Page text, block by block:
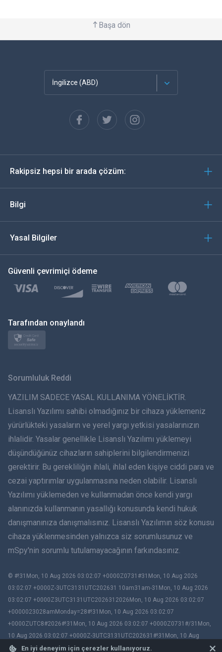
Başa dön
En iyi deneyim için çerezler kullanıyoruz.
İngilizce (ABD)
Español
Almanca
Türkçe
Polski
日本
ภาษาไทย
Dansk
हिंदी
עברית
Română
Việt
BIR ÇIFT
Slovenčina
Rakipsiz hepsi bir arada çözüm:
Bilgi
Yasal Bilgiler
Güvenli çevrimiçi ödeme
Tarafından onaylandı
Sorumluluk Reddi
YAZILIM SADECE YASAL KULLANIMA YÖNELİKTİR.
Lisanslı Yazılımı sahibi olmadığınız bir cihaza yüklemeniz
yürürlükteki yasaların ve yerel yargı yetkisi yasalarınızın
ihlalidir. Yasalar genellikle Lisanslı Yazılımı yüklemeyi
düşündüğünüz cihazların sahiplerini bilgilendirmenizi
gerektirir. Bu gerekliliğin ihlali, ihlal eden kişiye ciddi para ve
cezai yaptırımlar uygulanmasına neden olabilir. Lisanslı
Yazılımı yüklemeden ve kullanmadan önce kendi yargı
alanınızda kullanmanın yasallığı konusunda kendi hukuk
danışmanınıza danışmalısınız. Lisanslı Yazılımın söz konusu
cihaza yüklenmesinden yalnızca siz sorumlusunuz ve
mSpy'nin sorumlu tutulamayacağının farkındasınız.
© #!31Mon, 10 Aug 2026 03:02:07 +0000Z0731#31Mon, 10 Aug 2026
03:02:07 +0000Z-3UTC3131UTC202631 10am31am-31Mon, 10 Aug 2026
03:02:07 +0000Z3UTC3131UTC2026312026Mon, 10 Aug 2026 03:02:07
+0000023028amMonday=28#!31Mon, 10 Aug 2026 03:02:07
+0000ZUTC8#2026#!31Mon, 10 Aug 2026 03:02:07 +0000Z0731#/31Mon,
10 Aug 2026 03:02:07 +0000Z-3UTC3131UTC202631#!31Mon, 10 Aug
2026 03:02:07 +0000ZUTC8# mSpy. All trademarks are the property of their